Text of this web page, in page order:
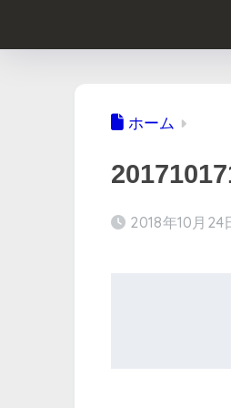
ホーム
2018年10月24